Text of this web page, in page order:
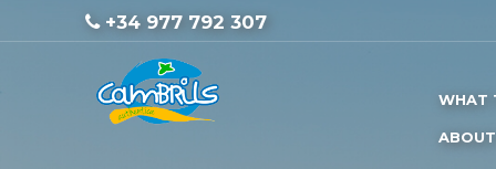
+34 977 792 307
WHAT